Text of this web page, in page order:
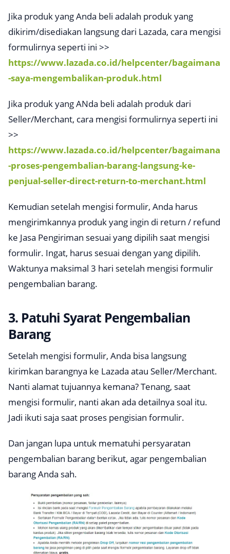
Jika produk yang Anda beli adalah produk yang
dikirim/disediakan langsung dari Lazada, cara mengisi
formulirnya seperti ini >>
https://www.lazada.co.id/helpcenter/bagaimana
-saya-mengembalikan-produk.html
Jika produk yang ANda beli adalah produk dari
Seller/Merchant, cara mengisi formulirnya seperti ini
>>
https://www.lazada.co.id/helpcenter/bagaimana
-proses-pengembalian-barang-langsung-ke-
penjual-seller-direct-return-to-merchant.html
Kemudian setelah mengisi formulir, Anda harus
mengirimkannya produk yang ingin di return / refund
ke Jasa Pengiriman sesuai yang dipilih saat mengisi
formulir. Ingat, harus sesuai dengan yang dipilih.
Waktunya maksimal 3 hari setelah mengisi formulir
pengembalian barang.
3. Patuhi Syarat Pengembalian
Barang
Setelah mengisi formulir, Anda bisa langsung
kirimkan barangnya ke Lazada atau Seller/Merchant.
Nanti alamat tujuannya kemana? Tenang, saat
mengisi formulir, nanti akan ada detailnya soal itu.
Jadi ikuti saja saat proses pengisian formulir.
Dan jangan lupa untuk mematuhi persyaratan
pengembalian barang berikut, agar pengembalian
barang Anda sah.